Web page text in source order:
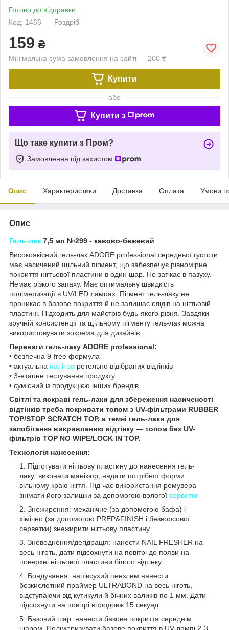
Готово до відправки
Код: 1466
Роздріб
159 ₴
Мінімальна сума замовлення на сайті — 200 ₴
Купити
або
Купити з
Що таке купити з Пром?
Замовлення під захистом
Опис Характеристики Доставка Оплата Умови
Опис
Гель-лак 7,5 мл №299 - кавово-бежевий
Високоякісний гель-лак ADORE professional середньої густоти
має насичений щільний пігмент, що забезпечує рівномірне
покриття нігтьової пластини в один шар. Не затікає в пазуху.
Немає різкого запаху. Має оптимальну швидкість
полімеризації в UV/LED лампах. Пігмент гель-лаку не
проникає в базове покриття й не залишає слідів на нігтьовій
пластині. Підходить для майстрів будь-якого рівня. Завдяки
зручній консистенції та щільному пігменту гель-лак можна
використовувати зокрема для дизайнів.
Переваги гель-лаку ADORE professional:
• безпечна 9-free формула
• актуальна палітра ретельно відібраних відтінків
• 3-етапне тестування продукту
• сумісний із продукцією інших брендів
Світлі та яскраві гель-лаки для збереження насиченості
відтінків треба покривати топом з UV-фільтрами RUBBER
TOP/STOP SCRATCH TOP, а темні гель-лаки для
запобігання викривленню відтінку — топом без UV-
фільтрів TOP NO WIPE/LOCK IN TOP.
Технологія нанесення:
Підготувати нігтьову пластину до нанесення гель-
лаку: виконати манікюр, надати потрібної форми
вільному краю нігтя. Під час використання ремувера
знімати його залишки за допомогою вологої серветки
Знежирення: механічне (за допомогою бафа) і
хімічно (за допомогою PREP&FINISH і безворсової
серветки) знежирити нігтьову пластину
Зневоднення/дегідрація: нанести NAIL FRESHER на
весь ніготь, дати підсохнути на повітрі до появи на
поверхні нігтьової пластини білого відтінку
Бондування: напівсухий пензлем нанести
безкислотний праймер ULTRABOND на весь ніготь,
відступаючи від кутикули й бічних валиків по 1 мм. Дати
підсохнути на повітрі впродовж 15 секунд
Базовий шар: нанести базове покриття середнім
шаром. Полімеризувати базове покриття в UV-лампі 2-3